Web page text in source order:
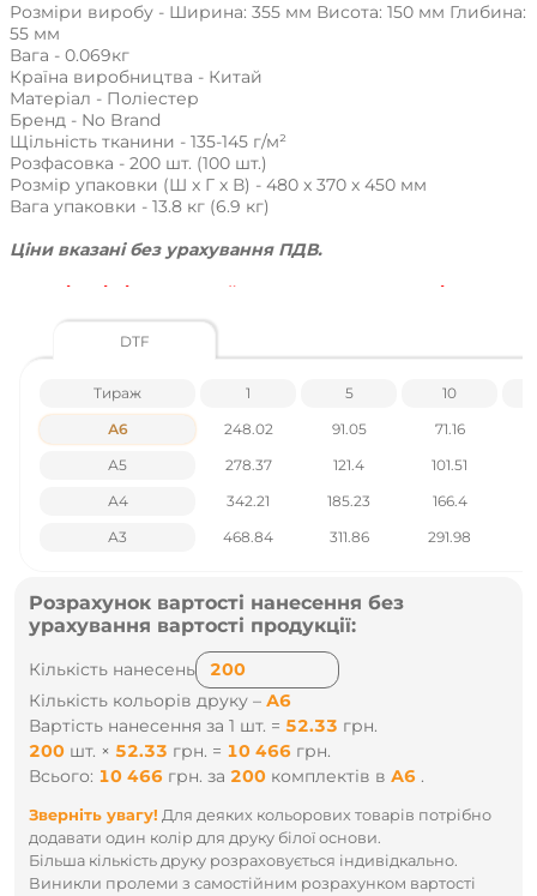
Розміри виробу - Ширина: 355 мм Висота: 150 мм Глибина:
55 мм
Вага - 0.069кг
Країна виробництва - Китай
Матеріал - Поліестер
Бренд - No Brand
Щільність тканини - 135-145 г/м²
Розфасовка - 200 шт. (100 шт.)
Розмір упаковки (Ш x Г x В) - 480 x 370 x 450 мм
Вага упаковки - 13.8 кг (6.9 кг)
Ціни вказані без урахування ПДВ.
Наявність і ціни уточнюйте у наших менеджерів по тел
DTF
Тираж 1 5
10
А6
248.02 91.05 71.16
А5
278.37 121.4 101.51
А4
342.21 185.23 166.4
А3
468.84 311.86 291.98
Розрахунок вартості нанесення без
урахування вартості продукції:
Кількість нанесень
Кількість кольорів друку – А6
Вартість нанесення за 1 шт. = 52.33 грн.
200 шт. × 52.33 грн. = 10 466 грн.
Всього: 10 466 грн. за 200 комплектів в А6 .
Зверніть увагу! Для деяких кольорових товарів потрібно
додавати один колір для друку білої основи.
Більша кількість друку розраховується індивідкально.
Виникли пролеми з самостійним розрахунком вартості